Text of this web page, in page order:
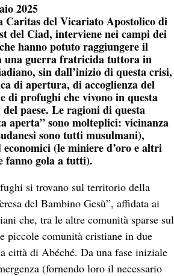
2025
Caritas del Vicariato Apostolico di
del Ciad, interviene nei campi dei
hanno potuto raggiungere il
una guerra fratricida tuttora in
sin dall’inizio di questa crisi,
di apertura, di accoglienza del
di profughi che vivono in questa
del paese. Le ragioni di questa
aperta” sono molteplici: vicinanza
sono tutti musulmani),
(le miniere d’oro e altri
fanno gola a tutti).
si trovano sul territorio della
del Bambino Gesù”, affidata ai
che, tra le altre comunità sparse sul
piccole comunità cristiane in due
città di Abéché. Da una fase iniziale
(fornendo loro il necessario